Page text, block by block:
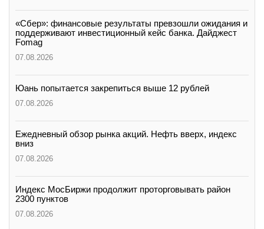
«Сбер»: финансовые результаты превзошли ожидания и
поддерживают инвестиционный кейс банка. Дайджест
Fomag
07.08.2026
Юань попытается закрепиться выше 12 рублей
07.08.2026
Ежедневный обзор рынка акций. Нефть вверх, индекс
вниз
07.08.2026
Индекс МосБиржи продолжит проторговывать район
2300 пунктов
07.08.2026